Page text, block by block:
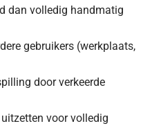
dan volledig handmatig
gebruikers (werkplaats,
door verkeerde
voor volledig